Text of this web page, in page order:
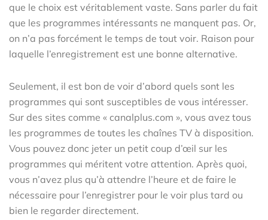
que le choix est véritablement vaste. Sans parler du fait
que les programmes intéressants ne manquent pas. Or,
on n’a pas forcément le temps de tout voir. Raison pour
laquelle l’enregistrement est une bonne alternative.
Seulement, il est bon de voir d’abord quels sont les
programmes qui sont susceptibles de vous intéresser.
Sur des sites comme « canalplus.com », vous avez tous
les programmes de toutes les chaînes TV à disposition.
Vous pouvez donc jeter un petit coup d’œil sur les
programmes qui méritent votre attention. Après quoi,
vous n’avez plus qu’à attendre l’heure et de faire le
nécessaire pour l’enregistrer pour le voir plus tard ou
bien le regarder directement.